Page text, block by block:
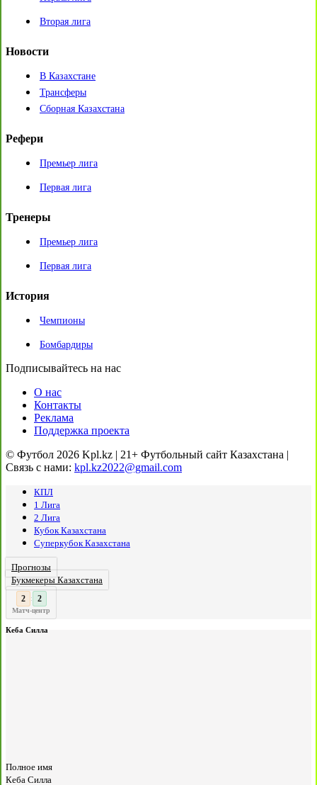
Вторая лига
Новости
В Казахстане
Трансферы
Сборная Казахстана
Рефери
Премьер лига
Первая лига
Тренеры
Премьер лига
Первая лига
История
Чемпионы
Бомбардиры
Подписывайтесь на нас
О нас
Контакты
Реклама
Поддержка проекта
© Футбол 2026 Kpl.kz | 21+ Футбольный сайт Казахстана |
Связь с нами: kpl.kz2022@gmail.com
КПЛ
1 Лига
2 Лига
Кубок Казахстана
Суперкубок Казахстана
Прогнозы
Букмекеры Казахстана
3 : 2
Матч-центр
Кеба Силла
Полное имя
Кеба Силла